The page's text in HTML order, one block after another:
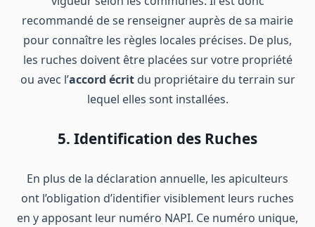
recommandé de se renseigner auprès de sa mairie
pour connaître les règles locales précises. De plus,
les ruches doivent être placées sur votre propriété
ou avec l’accord écritdu propriétaire du terrain sur
lequel elles sont installées.
5. Identification des Ruches
En plus de la déclaration annuelle, les apiculteurs
ont l’obligation d’identifier visiblement leurs ruches
en y apposant leur numéro NAPI. Ce numéro unique,